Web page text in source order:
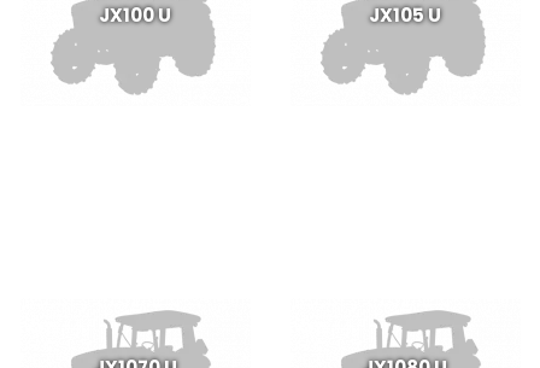
JX100 U JX105 U